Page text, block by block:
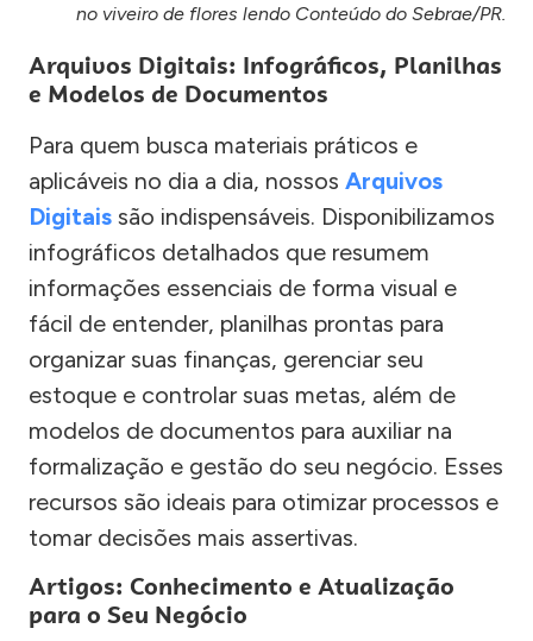
no viveiro de flores lendo Conteúdo do Sebrae/PR.
Arquivos Digitais: Infográficos, Planilhas
e Modelos de Documentos
Para quem busca materiais práticos e
aplicáveis no dia a dia, nossos Arquivos
Digitais são indispensáveis. Disponibilizamos
infográficos detalhados que resumem
informações essenciais de forma visual e
fácil de entender, planilhas prontas para
organizar suas finanças, gerenciar seu
estoque e controlar suas metas, além de
modelos de documentos para auxiliar na
formalização e gestão do seu negócio. Esses
recursos são ideais para otimizar processos e
tomar decisões mais assertivas.
Artigos: Conhecimento e Atualização
para o Seu Negócio